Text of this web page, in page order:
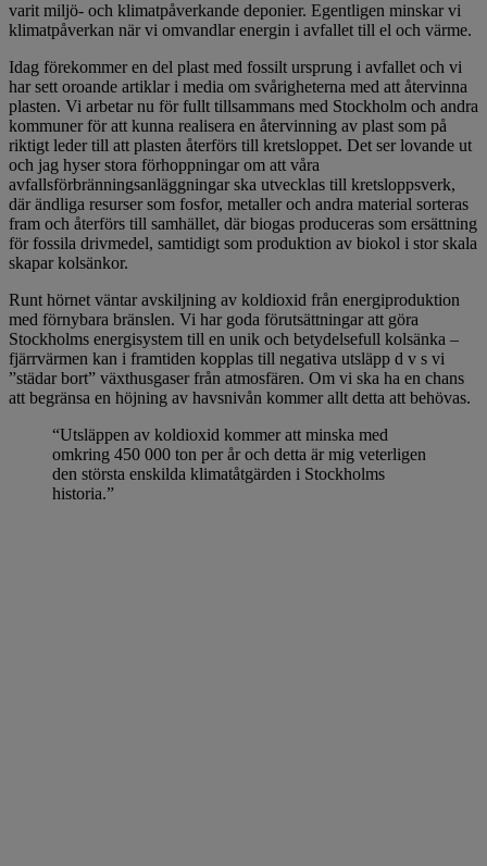
varit miljö- och klimatpåverkande deponier. Egentligen minskar vi
klimatpåverkan när vi omvandlar energin i avfallet till el och värme.
Idag förekommer en del plast med fossilt ursprung i avfallet och vi
har sett oroande artiklar i media om svårigheterna med att återvinna
plasten. Vi arbetar nu för fullt tillsammans med Stockholm och andra
kommuner för att kunna realisera en återvinning av plast som på
riktigt leder till att plasten återförs till kretsloppet. Det ser lovande ut
och jag hyser stora förhoppningar om att våra
avfallsförbränningsanläggningar ska utvecklas till kretsloppsverk,
där ändliga resurser som fosfor, metaller och andra material sorteras
fram och återförs till samhället, där biogas produceras som ersättning
för fossila drivmedel, samtidigt som produktion av biokol i stor skala
skapar kolsänkor.
Runt hörnet väntar avskiljning av koldioxid från energiproduktion
med förnybara bränslen. Vi har goda förutsättningar att göra
Stockholms energisystem till en unik och betydelsefull kolsänka –
fjärrvärmen kan i framtiden kopplas till negativa utsläpp d v s vi
”städar bort” växthusgaser från atmosfären. Om vi ska ha en chans
att begränsa en höjning av havsnivån kommer allt detta att behövas.
“Utsläppen av koldioxid kommer att minska med
omkring 450 000 ton per år och detta är mig veterligen
den största enskilda klimatåtgärden i Stockholms
historia.”